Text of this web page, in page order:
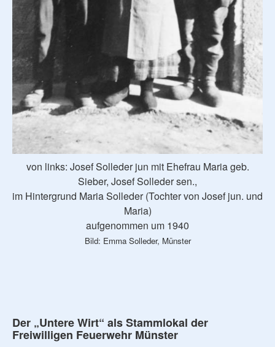
von links: Josef Solleder jun mit Ehefrau Maria geb.
Sieber, Josef Solleder sen.,
im Hintergrund Maria Solleder (Tochter von Josef jun. und
Maria)
aufgenommen um 1940
Bild: Emma Solleder, Münster
Der „Untere Wirt“ als Stammlokal der
Freiwilligen Feuerwehr Münster